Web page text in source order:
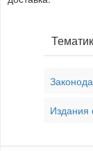
Издания